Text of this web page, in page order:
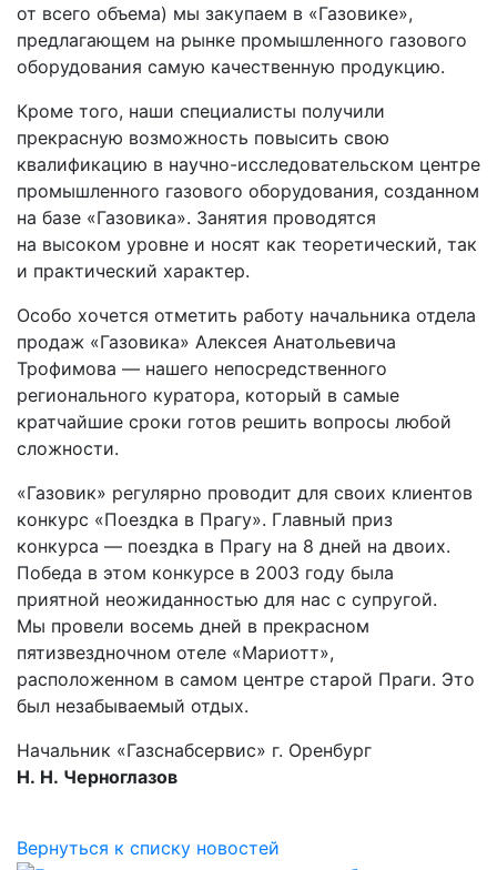
от всего объема) мы закупаем в «Газовике»,
предлагающем на рынке промышленного газового
оборудования самую качественную продукцию.
Кроме того, наши специалисты получили
прекрасную возможность повысить свою
квалификацию в научно-исследовательском центре
промышленного газового оборудования, созданном
на базе «Газовика». Занятия проводятся
на высоком уровне и носят как теоретический, так
и практический характер.
Особо хочется отметить работу начальника отдела
продаж «Газовика» Алексея Анатольевича
Трофимова — нашего непосредственного
регионального куратора, который в самые
кратчайшие сроки готов решить вопросы любой
сложности.
«Газовик» регулярно проводит для своих клиентов
конкурс «Поездка в Прагу». Главный приз
конкурса — поездка в Прагу на 8 дней на двоих.
Победа в этом конкурсе в 2003 году была
приятной неожиданностью для нас с супругой.
Мы провели восемь дней в прекрасном
пятизвездночном отеле «Мариотт»,
расположенном в самом центре старой Праги. Это
был незабываемый отдых.
Начальник «Газснабсервис» г. Оренбург
Н. Н. Черноглазов
Вернуться к списку новостей